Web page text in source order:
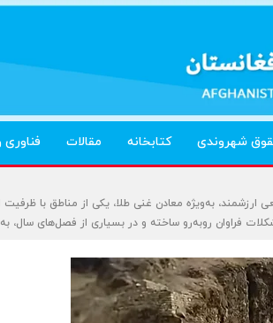
شهروندی کتابخانه مقالات فناوری
ارزشمند، به‌ویژه معادن غنی طلا، یکی از مناطق با
فراوان روبه‌رو ساخته و در بسیاری از فصل‌های